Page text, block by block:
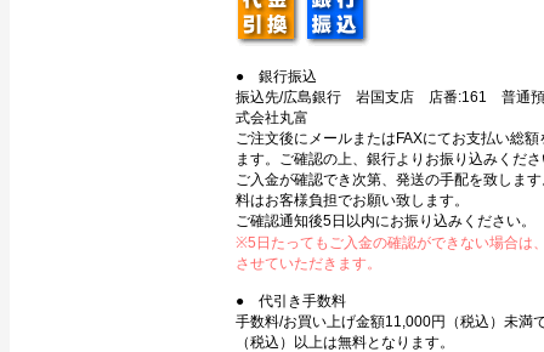
● 銀行振込
振込先/広島銀行 岩国支店 店番:161 普通
式会社丸富
ご注文後にメールまたはFAXにてお支払い総
ます。ご確認の上、銀行よりお振り込みくだ
ご入金が確認でき次第、発送の手配を致しま
料はお客様負担でお願い致します。
ご確認通知後5日以内にお振り込みください。
※5日たってもご入金の確認ができない場合は
させていただきます。
● 代引き手数料
手数料/お買い上げ金額11,000円（税込）未満
（税込）以上は無料となります。